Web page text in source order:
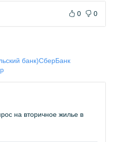
0 0
банк)СберБанк
на вторичное жилье в